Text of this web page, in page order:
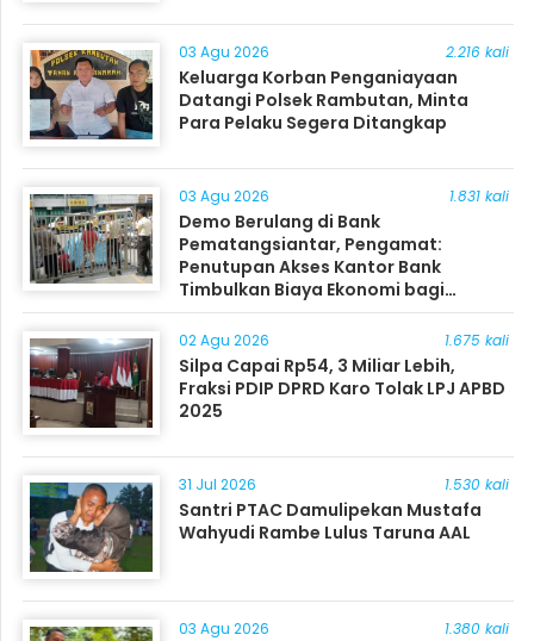
03 Agu 2026 2.216 kali
Keluarga Korban Penganiayaan
Datangi Polsek Rambutan, Minta
Para Pelaku Segera Ditangkap
03 Agu 2026 1.831 kali
Demo Berulang di Bank
Pematangsiantar, Pengamat:
Penutupan Akses Kantor Bank
Timbulkan Biaya Ekonomi bagi
Masyarakat
02 Agu 2026 1.675 kali
Silpa Capai Rp54, 3 Miliar Lebih,
Fraksi PDIP DPRD Karo Tolak LPJ APBD
2025
31 Jul 2026 1.530 kali
Santri PTAC Damulipekan Mustafa
Wahyudi Rambe Lulus Taruna AAL
03 Agu 2026 1.380 kali